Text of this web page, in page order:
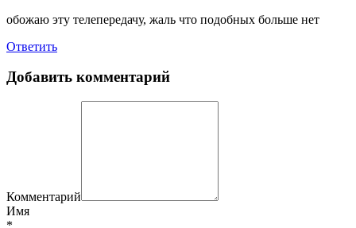
обожаю эту телепередачу, жаль что подобных больше нет
Ответить
Добавить комментарий
Комментарий
Имя